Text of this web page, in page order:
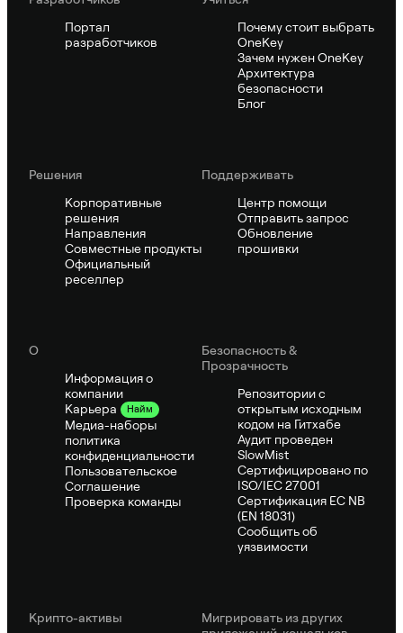
Портал
разработчиков
Почему стоит выбрать
OneKey
Зачем нужен OneKey
Архитектура
безопасности
Блог
Решения
Корпоративные
решения
Направления
Совместные продукты
Официальный
реселлер
Поддерживать
Центр помощи
Отправить запрос
Обновление
прошивки
О
Информация о
компании
Карьера
Найм
Медиа-наборы
политика
конфиденциальности
Пользовательское
Соглашение
Проверка команды
Безопасность &
Прозрачность
Репозитории с
открытым исходным
кодом на Гитхабе
Аудит проведен
SlowMist
Сертифицировано по
ISO/IEC 27001
Сертификация ЕС NB
(EN 18031)
Сообщить об
уязвимости
Крипто-активы
Мигрировать из других